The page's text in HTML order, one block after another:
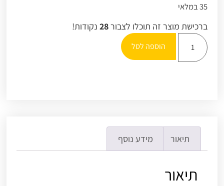
35 במלאי
ברכישת מוצר זה תוכלו לצבור28נקודות!
הוספה לסל
תיאור מידע נוסף
תיאור